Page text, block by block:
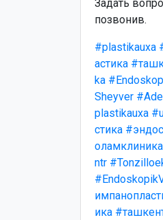
Задать
позвонив.
#plastikauxa
астика
ka
Sheyver
plastikauxa
стика
оламклиника
ntr
ика